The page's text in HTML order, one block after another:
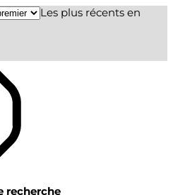
Les plus récents en
recherche